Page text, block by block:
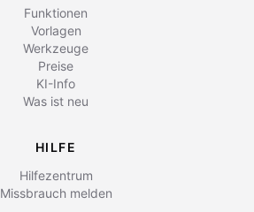
Funktionen
Vorlagen
Werkzeuge
Preise
KI-Info
Was ist neu
HILFE
Hilfezentrum
Missbrauch melden